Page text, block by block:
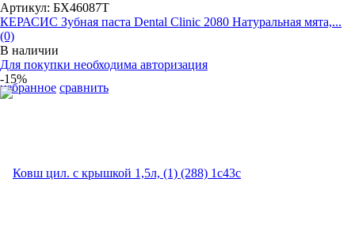
избранное сравнить
Артикул: БХ46087Т
КЕРАСИС Зубная паста Dental Clinic 2080 Натуральная мята,...
(0)
В наличии
Для покупки необходима авторизация
-15%